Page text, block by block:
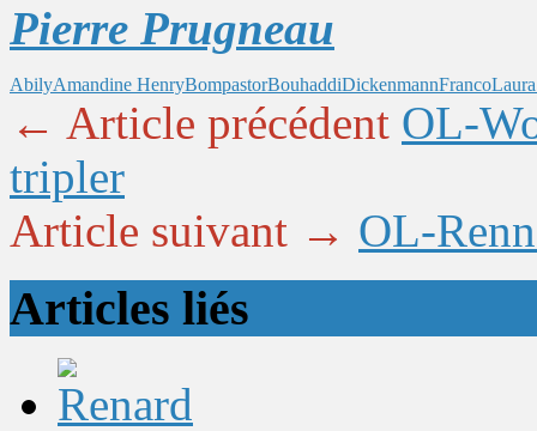
Pierre Prugneau
AbilyAmandine HenryBompastorBouhaddiDickenmannFranco
← Article précédent OL-
tripler
Article suivant → OL-
Articles liés